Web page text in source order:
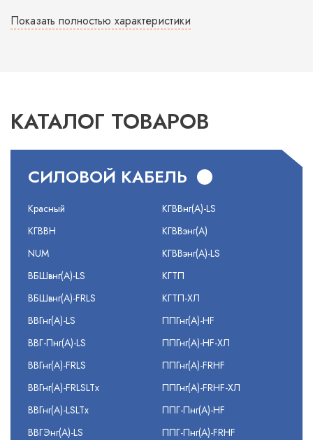
Показать полностью характеристики
КАТАЛОГ ТОВАРОВ
СИЛОВОЙ КАБЕЛЬ
Красный
КГВВН
NUM
ВБШвнг(А)-LS
ВБШвнг(А)-FRLS
ВВГнг(А)-LS
ВВГ-Пнг(А)-LS
ВВГнг(А)-FRLS
ВВГнг(А)-FRLSLTx
ВВГнг(А)-LSLTx
ВВГЭнг(А)-LS
КГВВнг(А)-LS
КГВВэнг(А)
КГВВэнг(А)-LS
КГТП
КГТП-ХЛ
ППГнг(А)-HF
ППГнг(А)-HF-ХЛ
ППГнг(А)-FRHF
ППГнг(А)-FRHF-ХЛ
ППГ-Пнг(А)-HF
ППГ-Пнг(А)-FRHF